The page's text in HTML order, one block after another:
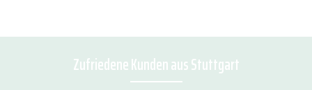
Zufriedene Kunden aus Stuttgart